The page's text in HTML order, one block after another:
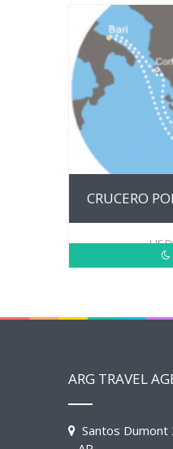
CRUCERO
USD
ARG TRAVEL
Santos Dumont